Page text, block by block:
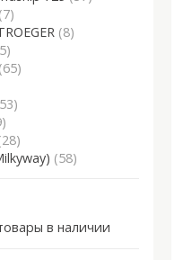
(7)
(8)
(65)
(58)
в наличии